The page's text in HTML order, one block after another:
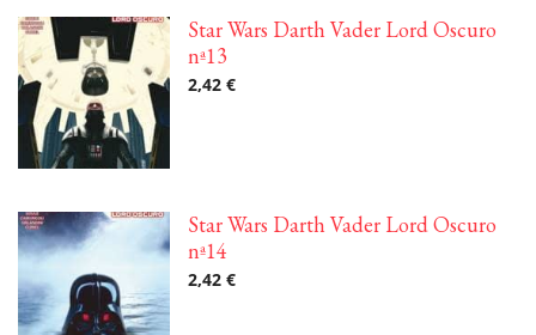
Star Wars Darth Vader Lord Oscuro
nª13
2,42 €
Star Wars Darth Vader Lord Oscuro
nª14
2,42 €